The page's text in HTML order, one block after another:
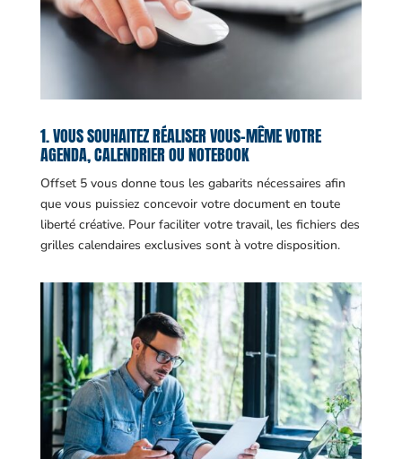
1. VOUS SOUHAITEZ RÉALISER VOUS-MÊME VOTRE
AGENDA, CALENDRIER OU NOTEBOOK
Offset 5 vous donne tous les gabarits nécessaires afin
que vous puissiez concevoir votre document en toute
liberté créative. Pour faciliter votre travail, les fichiers des
grilles calendaires exclusives sont à votre disposition.